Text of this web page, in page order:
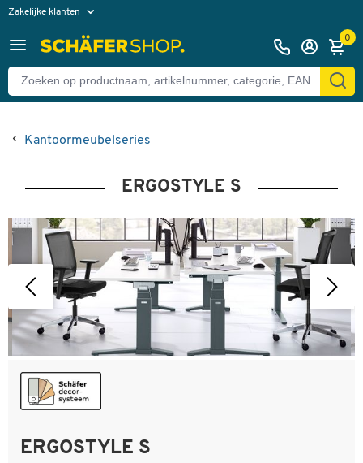
Zakelijke klanten
Particuliere klanten 0
Kantoormeubelseries
ERGOSTYLE S
ERGOSTYLE S